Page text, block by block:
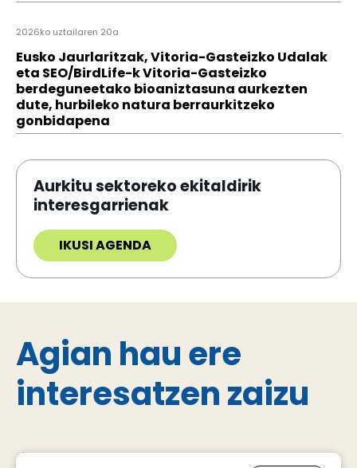
2026ko uztailaren 20a
Eusko Jaurlaritzak, Vitoria-Gasteizko Udalak
eta SEO/BirdLife-k Vitoria-Gasteizko
berdeguneetako bioaniztasuna aurkezten
dute, hurbileko natura berraurkitzeko
gonbidapena
Aurkitu sektoreko ekitaldirik
interesgarrienak
IKUSI AGENDA
Agian hau ere
interesatzen zaizu